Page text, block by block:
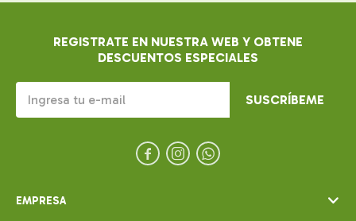
EMPRESA
REGISTRATE EN NUESTRA WEB Y OBTENE
DESCUENTOS ESPECIALES
SUSCRÍBEME
  